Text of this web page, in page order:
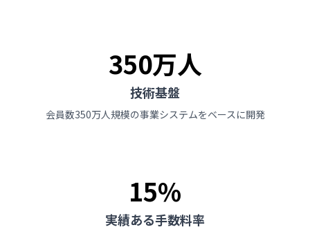
350万人
技術基盤
会員数350万人規模の事業システムをベースに開発
15%
実績ある手数料率